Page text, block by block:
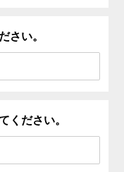
さい。
ください。